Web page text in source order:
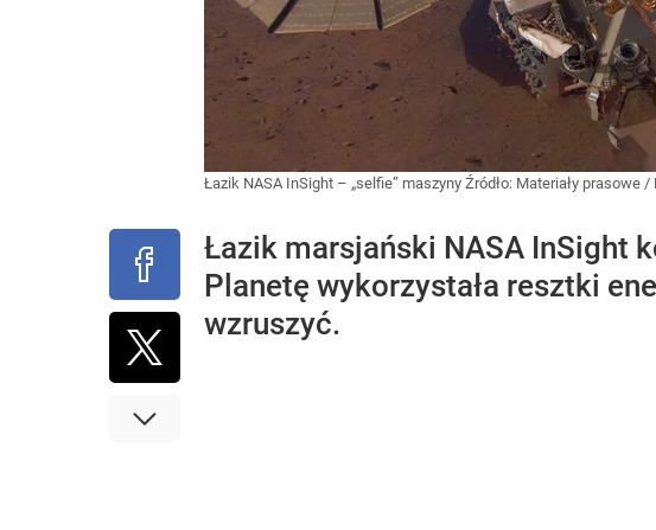
Łazik NASA InSight – „selfie” maszyny Źródło: Materiały prasowe /
Łazik marsjański NASA InSight
Planetę wykorzystała resztki
wzruszyć.